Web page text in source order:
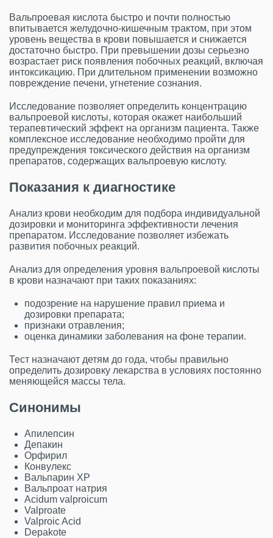
Вальпроевая кислота быстро и почти полностью
впитывается желудочно-кишечным трактом, при этом
уровень вещества в крови повышается и снижается
достаточно быстро. При превышении дозы серьезно
возрастает риск появления побочных реакций, включая
интоксикацию. При длительном применении возможно
повреждение печени, угнетение сознания.
Исследование позволяет определить концентрацию
вальпроевой кислоты, которая окажет наибольший
терапевтический эффект на организм пациента. Также
комплексное исследование необходимо пройти для
предупреждения токсического действия на организм
препаратов, содержащих вальпроевую кислоту.
Показания к диагностике
Анализ крови необходим для подбора индивидуальной
дозировки и мониторинга эффективности лечения
препаратом. Исследование позволяет избежать
развития побочных реакций.
Анализ для определения уровня вальпроевой кислоты
в крови назначают при таких показаниях:
подозрение на нарушение правил приема и
дозировки препарата;
признаки отравления;
оценка динамики заболевания на фоне терапии.
Тест назначают детям до года, чтобы правильно
определить дозировку лекарства в условиях постоянно
меняющейся массы тела.
Синонимы
Апилепсин
Депакин
Орфирил
Конвулекс
Вальпарин ХР
Вальпроат натрия
Acidum valproicum
Valproate
Valproic Acid
Depakote